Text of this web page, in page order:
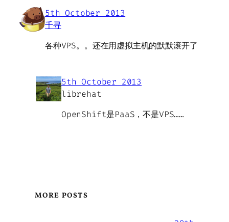
5th October 2013
千寻
各种VPS。。还在用虚拟主机的默默滚开了
5th October 2013
librehat
OpenShift是PaaS，不是VPS……
MORE POSTS